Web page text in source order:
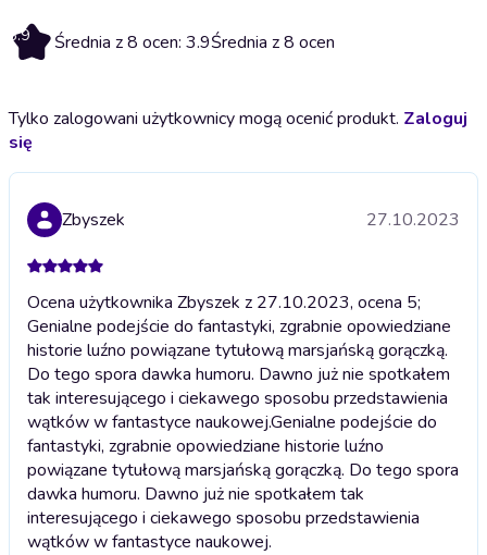
3.9 Średnia z 8 ocen: 3.9Średnia z 8 ocen
Tylko zalogowani użytkownicy mogą ocenić produkt. Zaloguj
się
Zbyszek 27.10.2023
Ocena użytkownika Zbyszek z 27.10.2023, ocena 5;
Genialne podejście do fantastyki, zgrabnie opowiedziane
historie luźno powiązane tytułową marsjańską gorączką.
Do tego spora dawka humoru. Dawno już nie spotkałem
tak interesującego i ciekawego sposobu przedstawienia
wątków w fantastyce naukowej.Genialne podejście do
fantastyki, zgrabnie opowiedziane historie luźno
powiązane tytułową marsjańską gorączką. Do tego spora
dawka humoru. Dawno już nie spotkałem tak
interesującego i ciekawego sposobu przedstawienia
wątków w fantastyce naukowej.